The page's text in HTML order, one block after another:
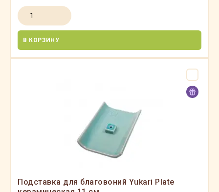
В КОРЗИНУ
Подставка для благовоний Yukari Plate